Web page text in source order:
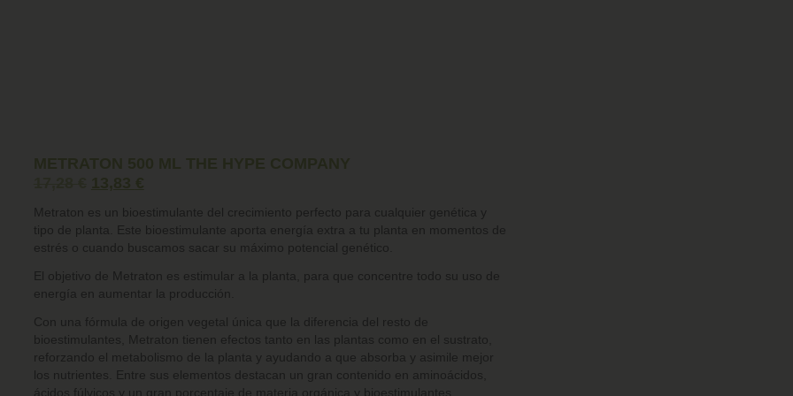
METRATON 500 ML THE HYPE COMPANY
13,83 €
Metraton es un bioestimulante del crecimiento perfecto para cualquier genética y
tipo de planta. Este bioestimulante aporta energía extra a tu planta en momentos de
estrés o cuando buscamos sacar su máximo potencial genético.
El objetivo de Metraton es estimular a la planta, para que concentre todo su uso de
energía en aumentar la producción
Con una fórmula de origen vegetal única
que la diferencia del resto de
bioestimulantes, Metraton tienen efectos tanto en las plantas como en el sustrato,
reforzando el metabolismo de la planta y ayudando a que absorba y asimile mejor
los nutrientes
. Entre sus elementos destacan un gran contenido en aminoácidos,
ácidos fúlvicos y un gran porcentaje de materia orgánica y bioestimulantes